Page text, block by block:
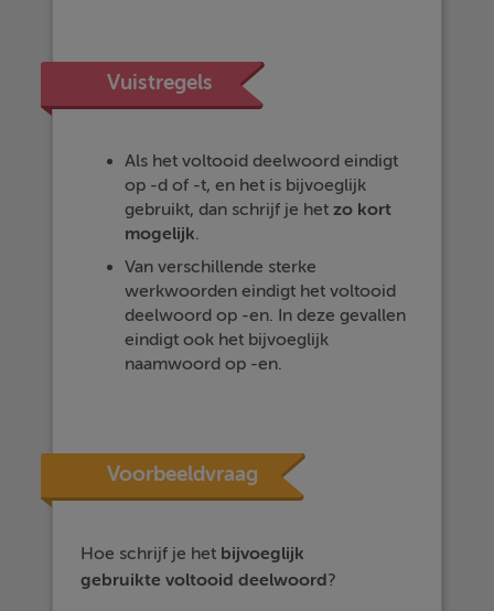
Vuistregels
Als het voltooid deelwoord eindigt
op -d of -t, en het is bijvoeglijk
gebruikt, dan schrijf je hetzo kort
mogelijk.
Van verschillende sterke
werkwoorden eindigt het voltooid
deelwoord op -en. In deze gevallen
eindigt ook het bijvoeglijk
naamwoord op -en.
Voorbeeldvraag
Hoe schrijf je het bijvoeglijk
gebruikte voltooid deelwoord?